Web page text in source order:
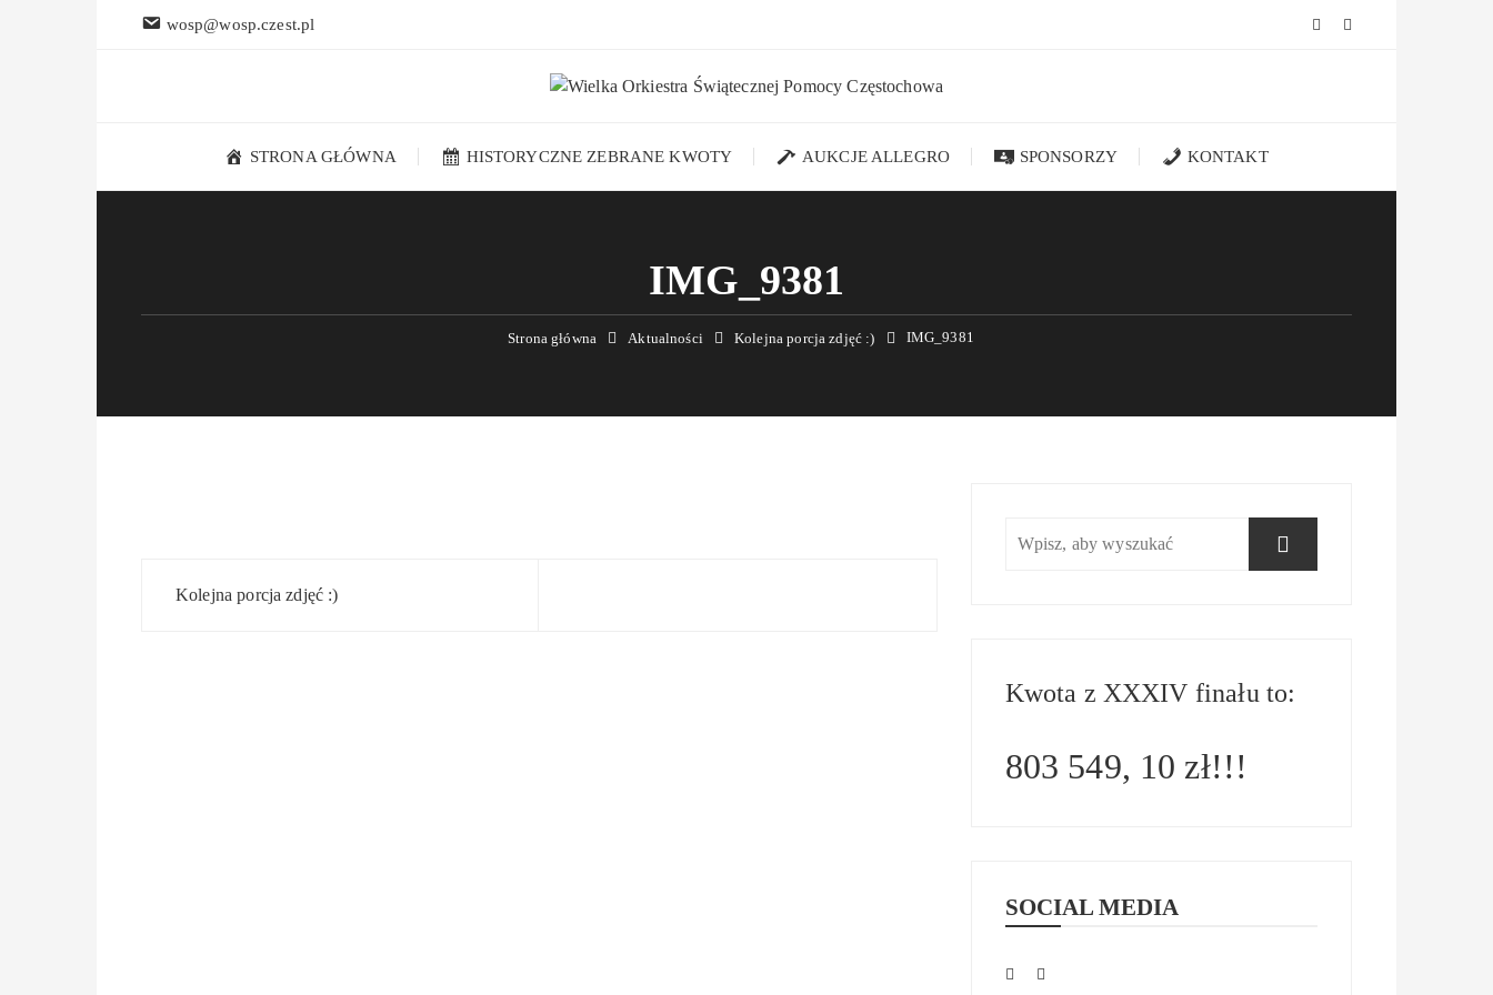
wosp@wosp.czest.pl
STRONA GŁÓWNA HISTORYCZNE ZEBRANE KWOTY AUKCJE ALLEGRO SPONSORZY KONTAKT
IMG_9381
Strona główna Aktualności Kolejna porcja zdjęć :) IMG_9381
Nawigacja
Kolejna porcja zdjęć :)
Kwota z XXXIV finału to:
803 549, 10 zł!!!
SOCIAL MEDIA